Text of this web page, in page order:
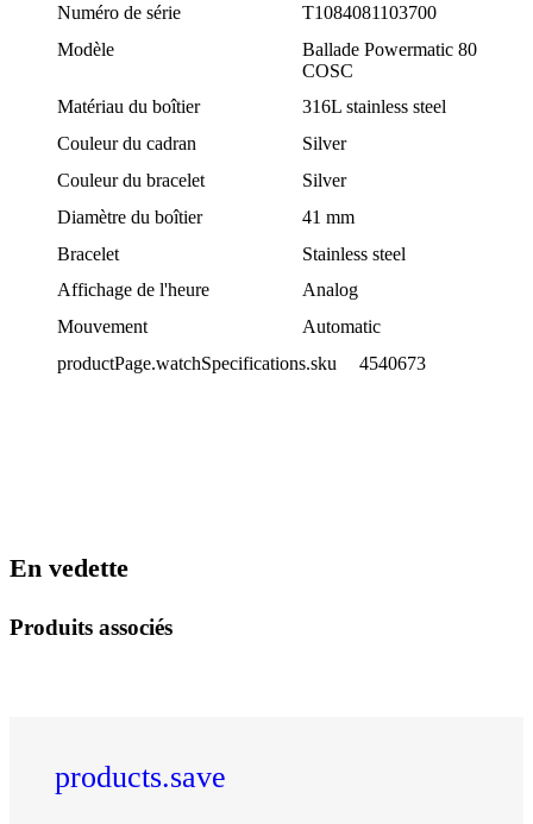
Numéro de série
T1084081103700
Modèle
Ballade Powermatic 80
COSC
Matériau du boîtier
316L stainless steel
Couleur du cadran
Silver
Couleur du bracelet
Silver
Diamètre du boîtier
41 mm
Bracelet
Stainless steel
Affichage de l'heure
Analog
Mouvement
Automatic
productPage.watchSpecifications.sku
4540673
En vedette
Produits associés
products.save